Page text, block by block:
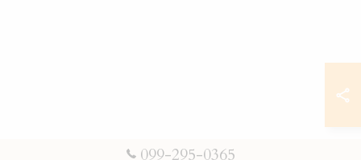
099-295-0365